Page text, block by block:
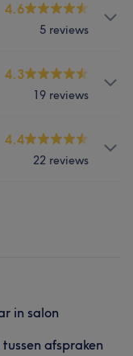
Medische esthetiek
4.6
5 reviews
Medische esthetiek
4.3
19 reviews
4.4
22 reviews
in salon
afspraken